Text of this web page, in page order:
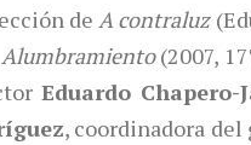
deA contraluz
Alumbramiento(2007,
Eduardo Chapero-
, coordinadora del